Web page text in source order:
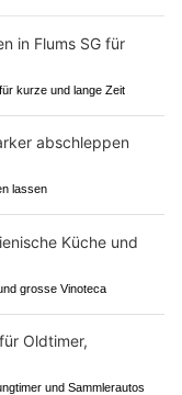
kurze und lange Zeit
lassen
grosse Vinoteca
und Sammlerautos